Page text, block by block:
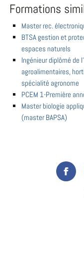
Formations
Master rec.
BTSA gestion et
espaces naturels
Ingénieur diplômé
agroalimentaires,
spécialité agronome
PCEM 1-Première
Master biologie
(master BAPSA)